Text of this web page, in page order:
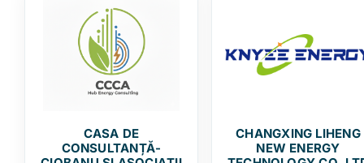
CASA DE
CONSULTANȚĂ-
CHANGXING LIHENG
NEW ENERGY